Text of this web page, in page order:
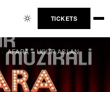
TICKETS
› AFARA – UGUR ASLAN